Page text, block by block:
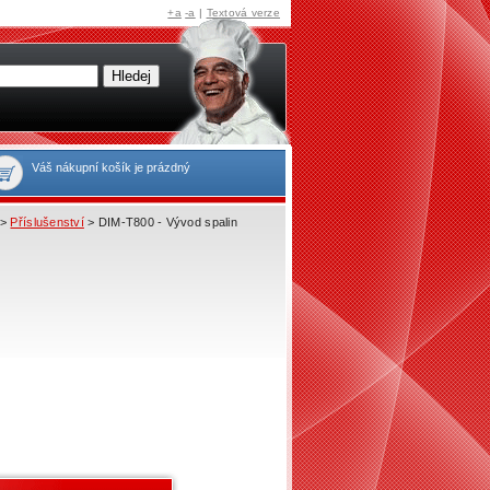
Váš nákupní košík je prázdný
Příslušenství > DIM-T800 - Vývod spalin
+a -a | Textová verze